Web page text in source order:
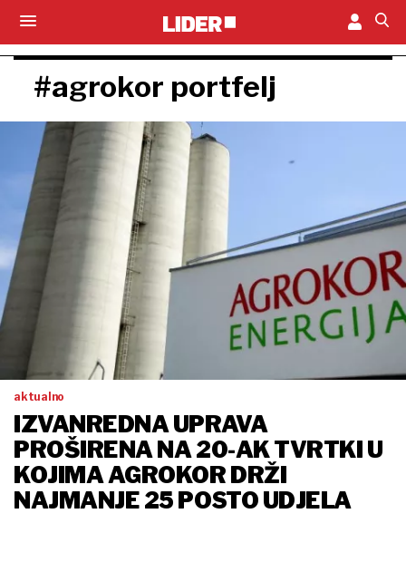
#agrokor portfelj
aktualno
IZVANREDNA UPRAVA
PROŠIRENA NA 20-AK TVRTKI U
KOJIMA AGROKOR DRŽI
NAJMANJE 25 POSTO UDJELA